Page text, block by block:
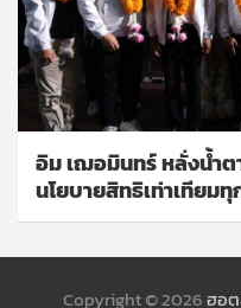
อิม เฌอมินทร์ หลั่งน้ำต
นโยบายสิทธิเท่าเทียม
Copyright © 2026ฮอ